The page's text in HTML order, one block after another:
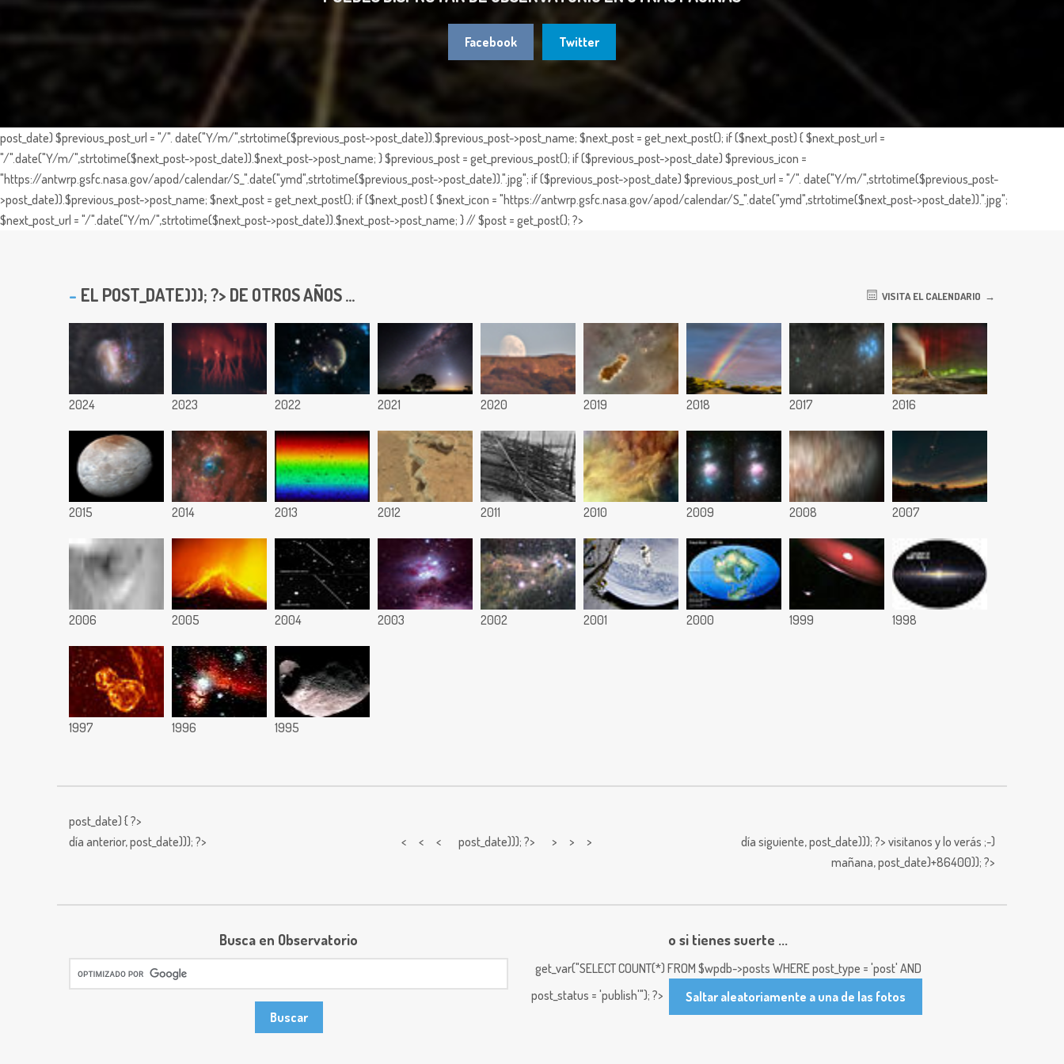
Facebook Twitter
post_date) $previous_post_url = "/". date("Y/m/",strtotime($previous_post->post_date)).$previous_post->post_name; $next_post = get_next_post(); if ($next_post) { $next_post_url =
"/".date("Y/m/",strtotime($next_post->post_date)).$next_post->post_name; } $previous_post = get_previous_post(); if ($previous_post->post_date) $previous_icon =
"https://antwrp.gsfc.nasa.gov/apod/calendar/S_".date("ymd",strtotime($previous_post->post_date)).".jpg"; if ($previous_post->post_date) $previous_post_url = "/". date("Y/m/",strtotime($previous_post-
>post_date)).$previous_post->post_name; $next_post = get_next_post(); if ($next_post) { $next_icon = "https://antwrp.gsfc.nasa.gov/apod/calendar/S_".date("ymd",strtotime($next_post->post_date)).".jpg";
$next_post_url = "/".date("Y/m/",strtotime($next_post->post_date)).$next_post->post_name; } // $post = get_post(); ?>
EL POST_DATE))); ?> DE OTROS AÑOS ... VISITA EL CALENDARIO
2024 2023 2022 2021 2020 2019 2018 2017 2016
2015 2014 2013 2012 2011 2010 2009 2008 2007
2006 2005 2004 2003 2002 2001 2000 1999 1998
1997 1996 1995
post_date) { ?>
día anterior,post_date))); ?> < < < post_date))); ?> > > > día siguiente,post_date))); ?> visitanos y lo verás ;-)
mañana,post_date)+86400)); ?>
Busca en Observatorio o si tienes suerte ...
get_var("SELECT COUNT(*) FROM $wpdb->posts WHERE post_type = 'post' AND
post_status = 'publish'"); ?>
Saltar aleatoriamente a una de las fotos